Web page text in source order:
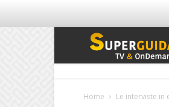
Home Le interviste in